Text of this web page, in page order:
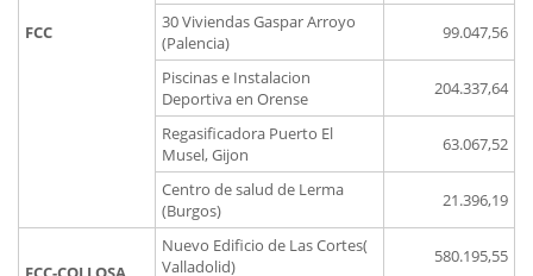
FCC
30 Viviendas Gaspar Arroyo
(Palencia)
99.047,56
Piscinas e Instalacion
Deportiva en Orense
204.337,64
Regasificadora Puerto El
Musel, Gijon
63.067,52
Centro de salud de Lerma
(Burgos)
21.396,19
Nuevo Edificio de Las Cortes(
Valladolid)
580.195,55